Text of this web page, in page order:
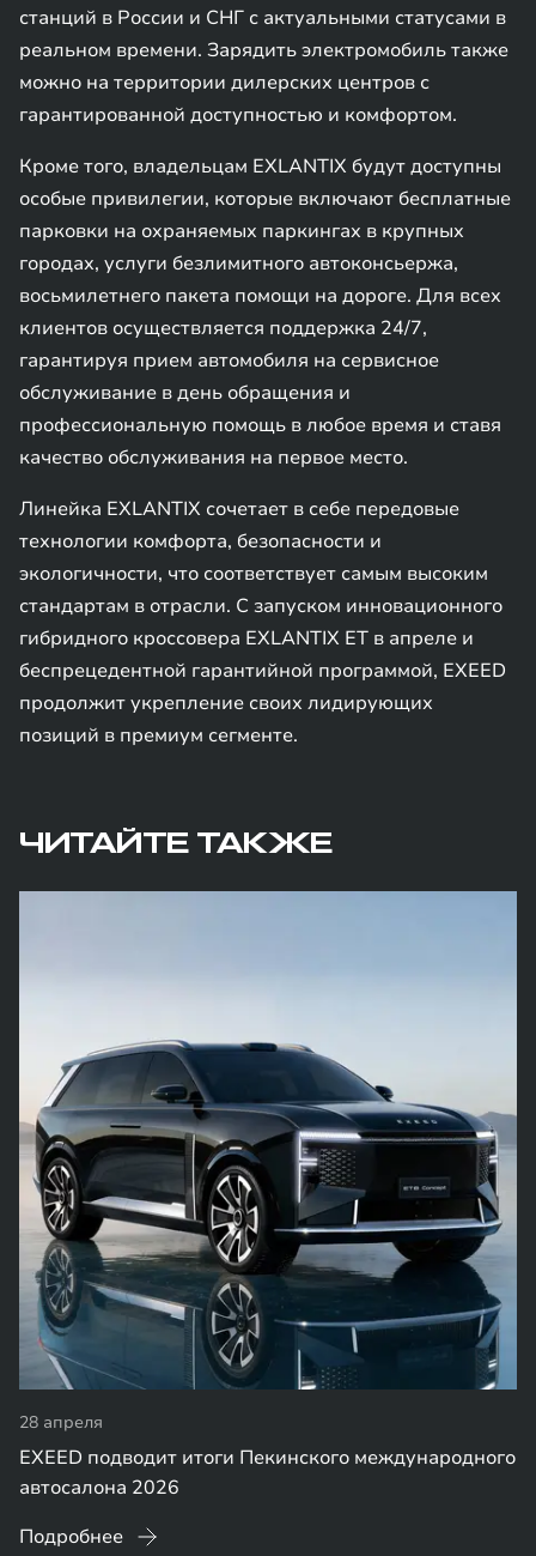
станций в России и СНГ с актуальными статусами в
реальном времени. Зарядить электромобиль также
можно на территории дилерских центров с
гарантированной доступностью и комфортом.
Кроме того, владельцам EXLANTIX будут доступны
особые привилегии, которые включают бесплатные
парковки на охраняемых паркингах в крупных
городах, услуги безлимитного автоконсьержа,
восьмилетнего пакета помощи на дороге. Для всех
клиентов осуществляется поддержка 24/7,
гарантируя прием автомобиля на сервисное
обслуживание в день обращения и
профессиональную помощь в любое время и ставя
качество обслуживания на первое место.
Линейка EXLANTIX сочетает в себе передовые
технологии комфорта, безопасности и
экологичности, что соответствует самым высоким
стандартам в отрасли. С запуском инновационного
гибридного кроссовера EXLANTIX ET в апреле и
беспрецедентной гарантийной программой, EXEED
продолжит укрепление своих лидирующих
позиций в премиум сегменте.
ЧИТАЙТЕ ТАКЖЕ
28 апреля
EXEED подводит итоги Пекинского международного
автосалона 2026
Подробнее